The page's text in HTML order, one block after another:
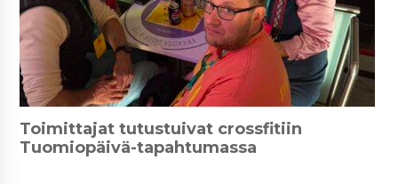
Toimittajat tutustuivat crossfitiin
Tuomiopäivä-tapahtumassa